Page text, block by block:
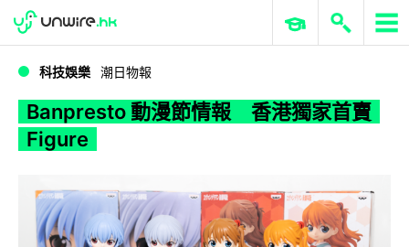
WWDC 2026 ERP 與商業 AI
科技娛樂 潮日物報
Banpresto 動漫節情報 香港獨家首賣
Figure